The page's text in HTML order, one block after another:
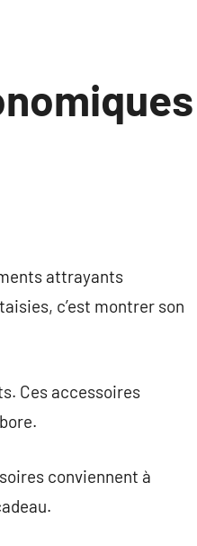
attrayants
c’est montrer son
Ces accessoires
conviennent à